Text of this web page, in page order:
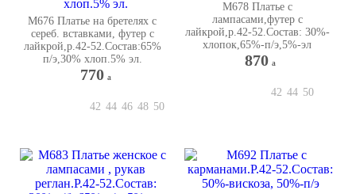
М676 Платье на бретелях с
сереб. вставками, футер с
лайкрой,р.42-52.Состав:65%
п/э,30% хлоп.5% эл.
770 a
42 44 46 48 50
М678 Платье с
лампасами,футер с
лайкрой,р.42-52.Состав: 30%-
хлопок,65%-п/э,5%-эл
870 a
42 44 50